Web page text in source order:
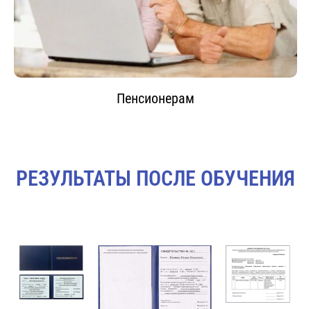
Пенсионерам
РЕЗУЛЬТАТЫ ПОСЛЕ ОБУЧЕНИЯ